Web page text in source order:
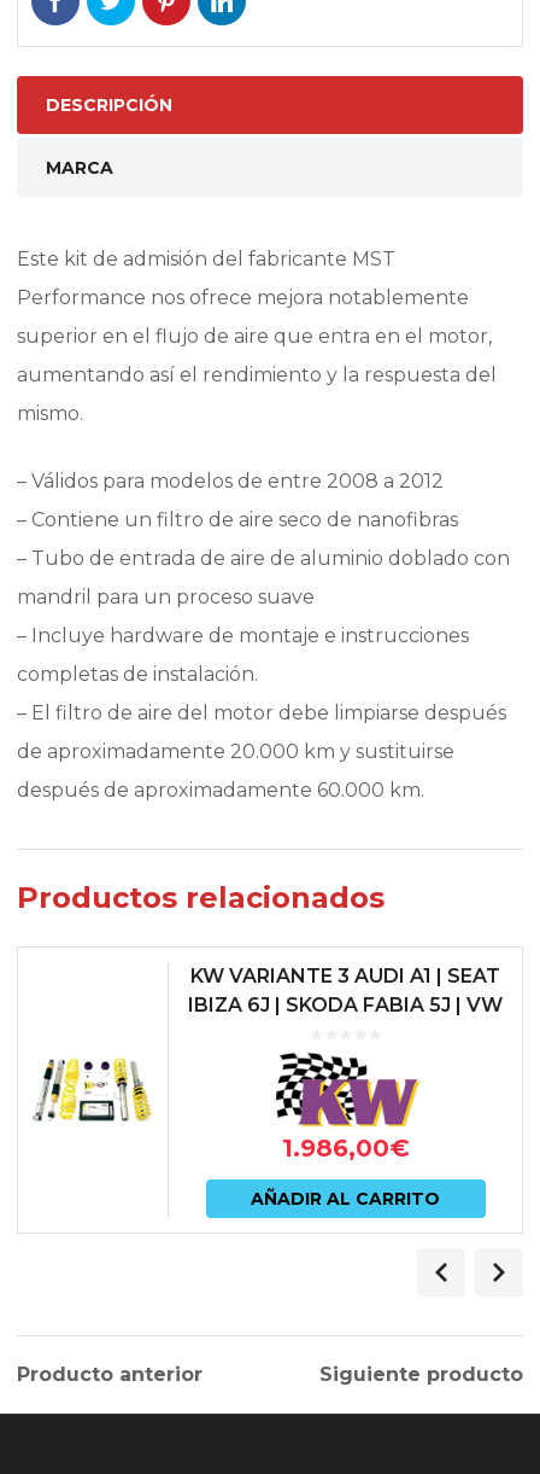
cantidad
DESCRIPCIÓN
MARCA
Este kit de admisión del fabricante MST
Performance nos ofrece mejora notablemente
superior en el flujo de aire que entra en el motor,
aumentando así el rendimiento y la respuesta del
mismo.
– Válidos para modelos de entre 2008 a 2012
– Contiene un filtro de aire seco de nanofibras
– Tubo de entrada de aire de aluminio doblado con
mandril para un proceso suave
– Incluye hardware de montaje e instrucciones
completas de instalación.
– El filtro de aire del motor debe limpiarse después
de aproximadamente 20.000 km y sustituirse
después de aproximadamente 60.000 km.
Productos relacionados
KW VARIANTE 3 AUDI A1 | SEAT
IBIZA 6J | SKODA FABIA 5J | VW
1.986,00€
AÑADIR AL CARRITO
Producto anterior Siguiente producto